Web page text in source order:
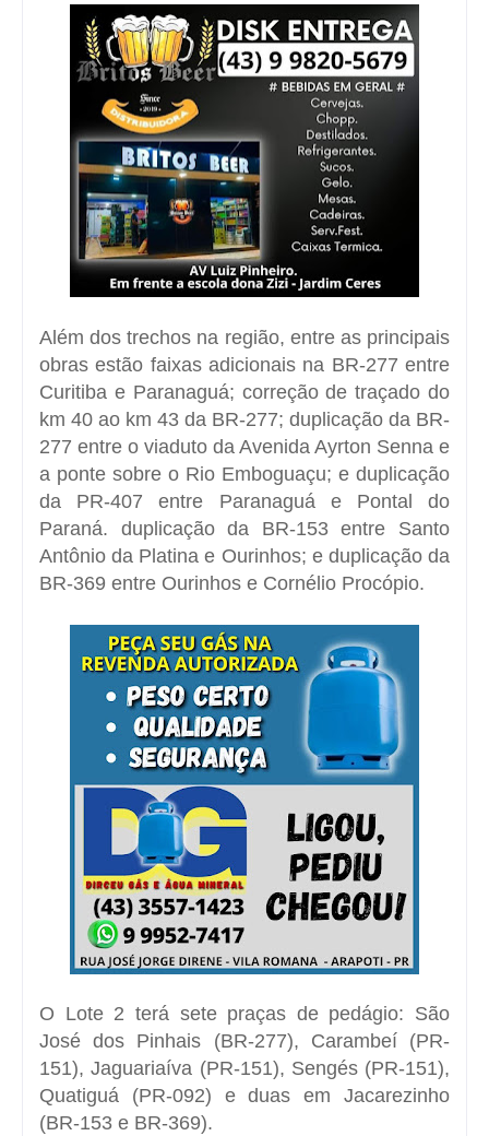
Além dos trechos na região, entre as principais
obras estão faixas adicionais na BR-277 entre
Curitiba e Paranaguá; correção de traçado do
km 40 ao km 43 da BR-277; duplicação da BR-
277 entre o viaduto da Avenida Ayrton Senna e
a ponte sobre o Rio Emboguaçu; e duplicação
da PR-407 entre Paranaguá e Pontal do
Paraná. duplicação da BR-153 entre Santo
Antônio da Platina e Ourinhos; e duplicação da
BR-369 entre Ourinhos e Cornélio Procópio.
O Lote 2 terá sete praças de pedágio: São
José dos Pinhais (BR-277), Carambeí (PR-
151), Jaguariaíva (PR-151), Sengés (PR-151),
Quatiguá (PR-092) e duas em Jacarezinho
(BR-153 e BR-369).